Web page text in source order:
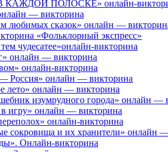
ПОЛОСКЕ» онлайн-
— викторина
любимых сказок» онлайн —
«Фольклорный экспресс»
чудесатее»онлайн-викторина
онлайн — викторина
онлайн-викторина
Россия» онлайн — викторина
лето» онлайн — викторина
изумрудного города» онлайн —
игру» онлайн — викторина
онлайн-викторина
сокровища и их хранители» онлайн
Онлайн-викторина